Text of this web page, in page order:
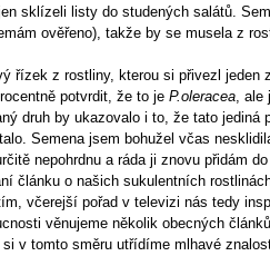
sklízeli listy do studených salátů.
ověřeno), takže by se musela z
řízek z rostliny, kterou si přivezl jeden
potvrdit, že to je P.oleracea, ale
druh by ukazovalo i to, že tato jediná
Semena jsem bohužel včas
nepohrdnu a ráda ji znovu přidám
článku o našich sukulentních
včerejší pořad v televizi nás tedy
věnujeme několik obecných
si v tomto směru utřídíme mlhavé